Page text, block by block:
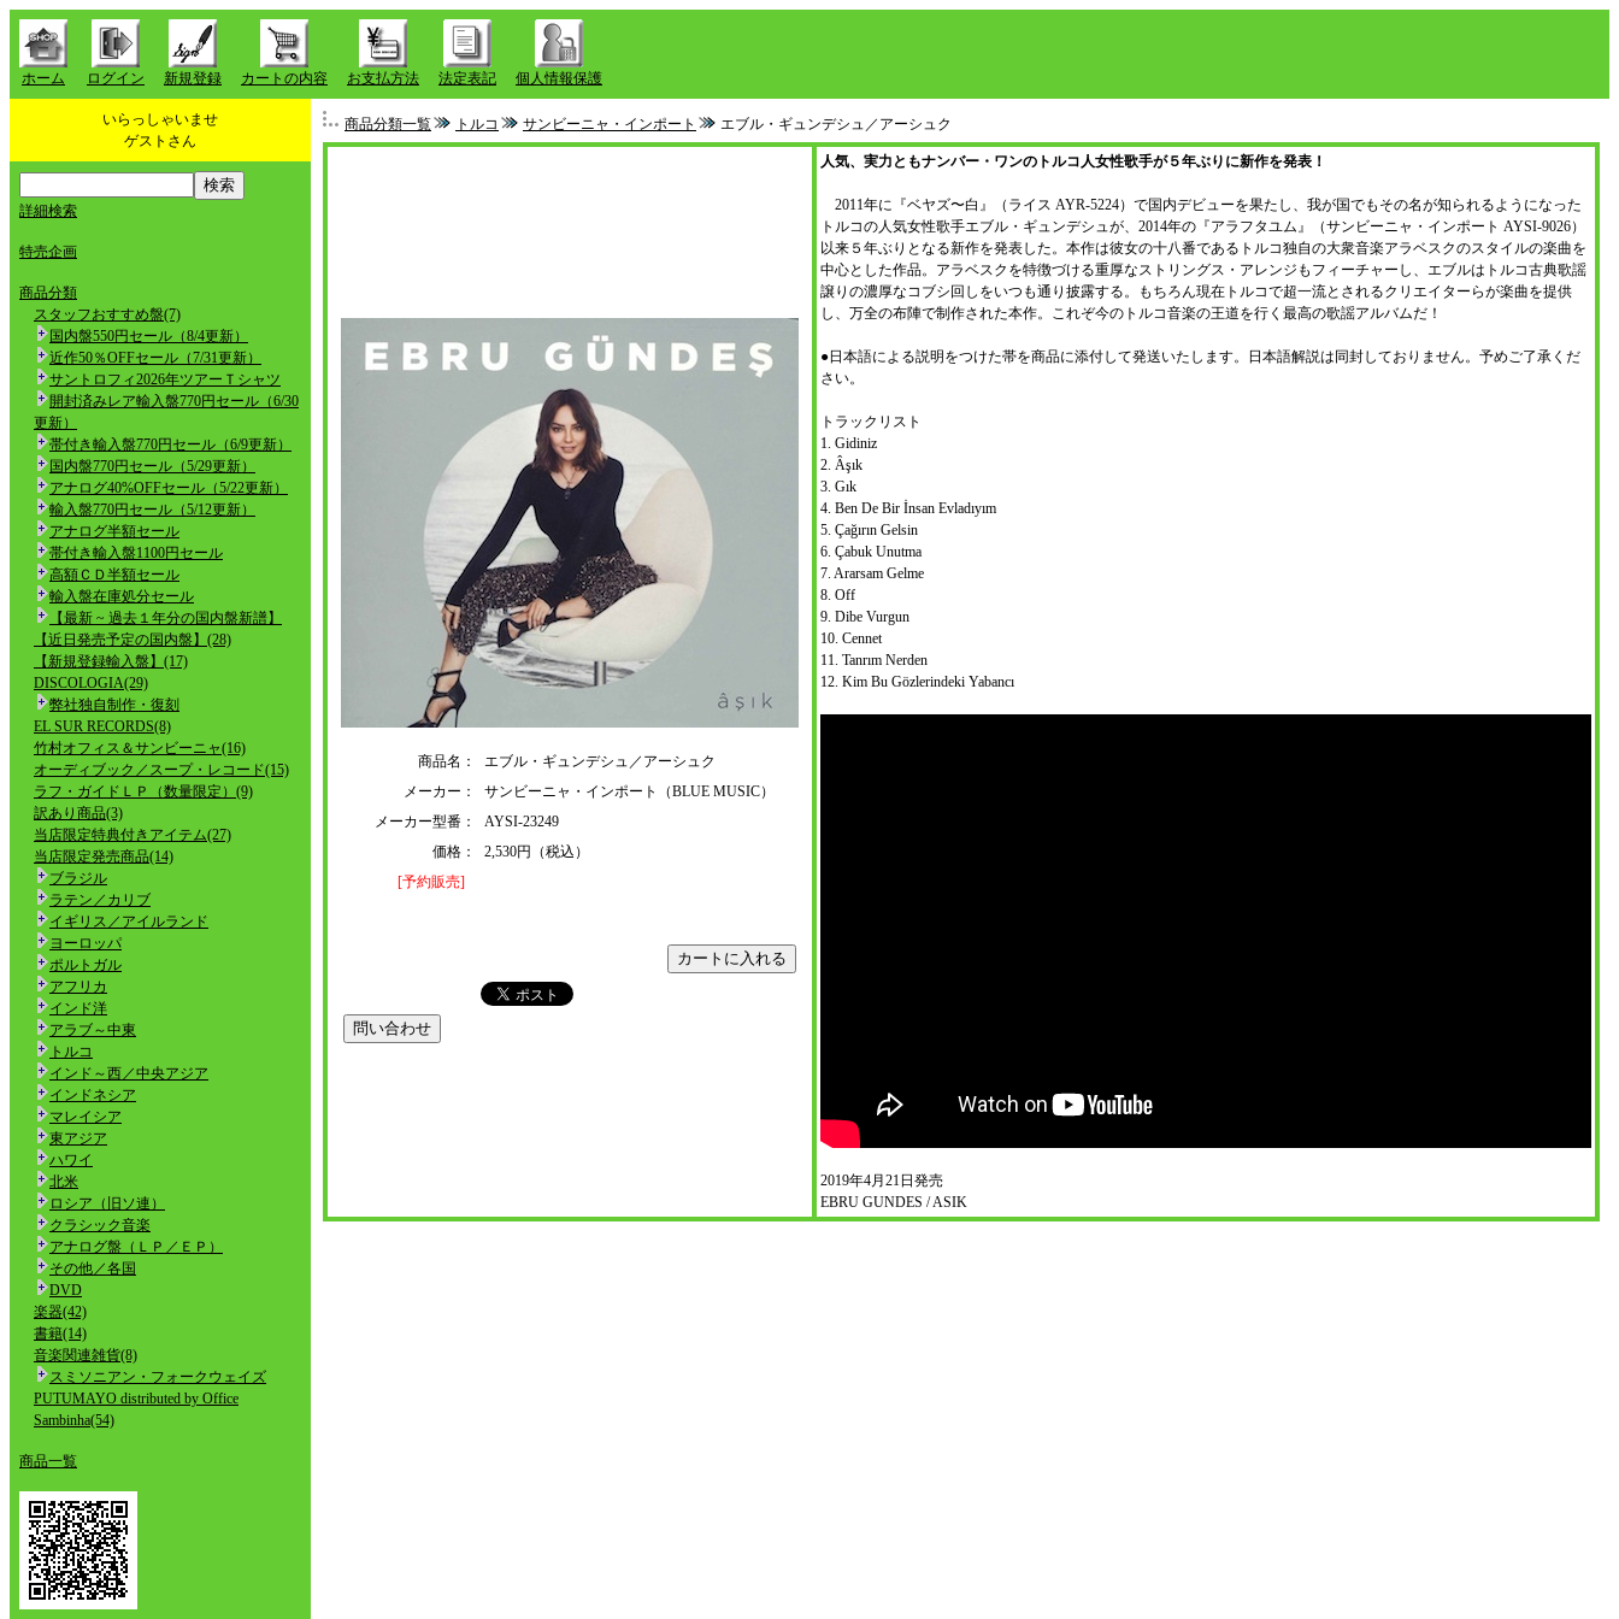
ホーム ログイン 新規登録 カートの内容 お支払方法 法定表記 個人情報保護
いらっしゃいませ
ゲストさん
詳細検索
特売企画
商品分類
スタッフおすすめ盤(7)
国内盤550円セール（8/4更新）
近作50％OFFセール（7/31更新）
サントロフィ2026年ツアーＴシャツ
開封済みレア輸入盤770円セール（6/30
更新）
帯付き輸入盤770円セール（6/9更新）
国内盤770円セール（5/29更新）
アナログ40%OFFセール（5/22更新）
輸入盤770円セール（5/12更新）
アナログ半額セール
帯付き輸入盤1100円セール
高額ＣＤ半額セール
輸入盤在庫処分セール
【最新 ~ 過去１年分の国内盤新譜】
【近日発売予定の国内盤】(28)
【新規登録輸入盤】(17)
DISCOLOGIA(29)
弊社独自制作・復刻
EL SUR RECORDS(8)
竹村オフィス＆サンビーニャ(16)
オーディブック／スープ・レコード(15)
ラフ・ガイドＬＰ（数量限定）(9)
訳あり商品(3)
当店限定特典付きアイテム(27)
当店限定発売商品(14)
ブラジル
ラテン／カリブ
イギリス／アイルランド
ヨーロッパ
ポルトガル
アフリカ
インド洋
アラブ～中東
トルコ
インド～西／中央アジア
インドネシア
マレイシア
東アジア
ハワイ
北米
ロシア（旧ソ連）
クラシック音楽
アナログ盤（ＬＰ／ＥＰ）
その他／各国
DVD
楽器(42)
書籍(14)
音楽関連雑貨(8)
スミソニアン・フォークウェイズ
PUTUMAYO distributed by Office
Sambinha(54)
商品一覧
商品分類一覧 トルコ サンビーニャ・インポート エブル・ギュンデシュ／アーシュク
商品名：
エブル・ギュンデシュ／アーシュク
メーカー：
サンビーニャ・インポート（BLUE MUSIC）
メーカー型番：
AYSI-23249
価格：
2,530円（税込）
[予約販売]
人気、実力ともナンバー・ワンのトルコ人女性歌手が５年ぶりに新作を発表！
2011年に『ベヤズ〜白』（ライス AYR-5224）で国内デビューを果たし、我が国でもその名が知られるようになった
トルコの人気女性歌手エブル・ギュンデシュが、2014年の『アラフタユム』（サンビーニャ・インポート AYSI-9026）
以来５年ぶりとなる新作を発表した。本作は彼女の十八番であるトルコ独自の大衆音楽アラベスクのスタイルの楽曲を
中心とした作品。アラベスクを特徴づける重厚なストリングス・アレンジもフィーチャーし、エブルはトルコ古典歌謡
譲りの濃厚なコブシ回しをいつも通り披露する。もちろん現在トルコで超一流とされるクリエイターらが楽曲を提供
し、万全の布陣で制作された本作。これぞ今のトルコ音楽の王道を行く最高の歌謡アルバムだ！
●日本語による説明をつけた帯を商品に添付して発送いたします。日本語解説は同封しておりません。予めご了承くだ
さい。
トラックリスト
1. Gidiniz
2. Âşık
3. Gık
4. Ben De Bir İnsan Evladıyım
5. Çağırın Gelsin
6. Çabuk Unutma
7. Ararsam Gelme
8. Off
9. Dibe Vurgun
10. Cennet
11. Tanrım Nerden
12. Kim Bu Gözlerindeki Yabancı
2019年4月21日発売
EBRU GUNDES / ASIK